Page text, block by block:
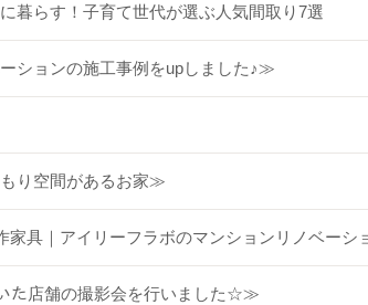
暮らす！子育て世代が選ぶ人気間取り7選
ションの施工事例をupしました♪≫
り空間があるお家≫
家具｜アイリーフラボのマンションリノベー
た店舗の撮影会を行いました☆≫